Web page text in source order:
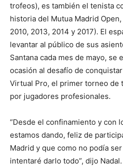
trofeos), es también el tenista
historia del Mutua Madrid
2010, 2013, 2014 y 2017). El
levantar al público de sus
Santana cada mes de mayo, se
ocasión al desafío de
Virtual Pro, el primer torneo de
por jugadores profesionales.
“Desde el confinamiento y con
estamos dando, feliz de
Madrid y que como no podía
intentaré darlo todo”, dijo